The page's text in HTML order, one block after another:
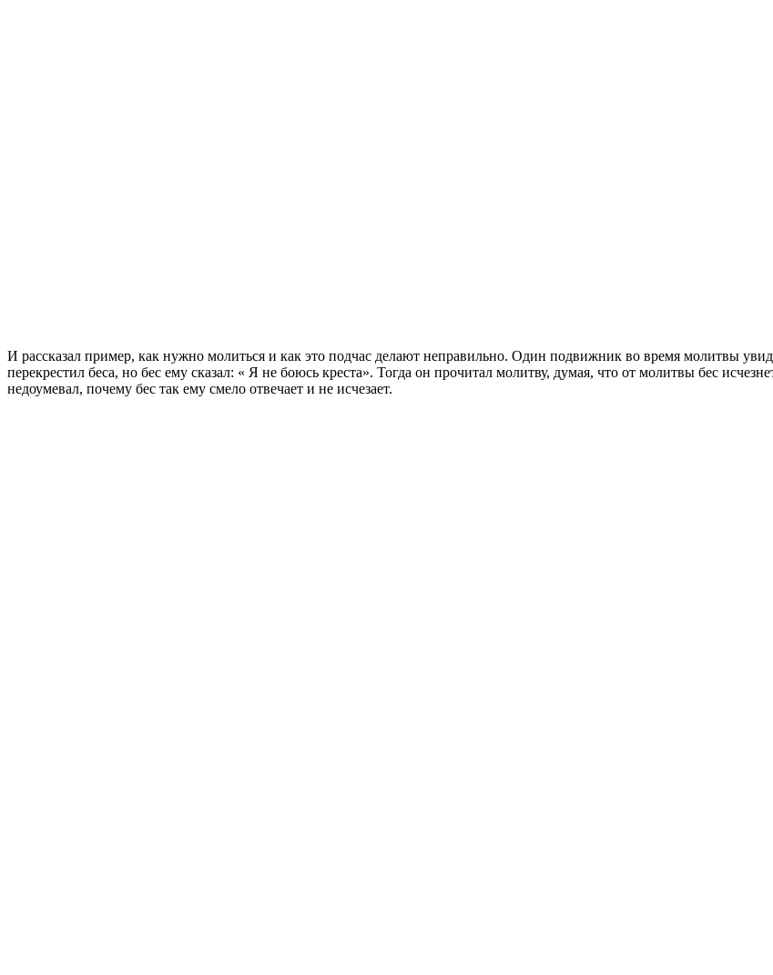
И рассказал пример, как нужно молиться и как это подчас делают неправильно. Один подвижник во время молитвы
перекрестил беса, но бес ему сказал: « Я не боюсь креста». Тогда он прочитал молитву, думая, что от молитвы бес
недоумевал, почему бес так ему смело отвечает и не исчезает.